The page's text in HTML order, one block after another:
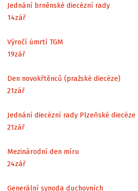
Jednání brněnské diecézní rady
14zář
Výročí úmrtí TGM
19zář
Den novokřtěnců (pražské diecéze)
21zář
Jednání diecézní rady Plzeňské diecéze
21zář
Mezinárodní den míru
24zář
Generální synoda duchovních